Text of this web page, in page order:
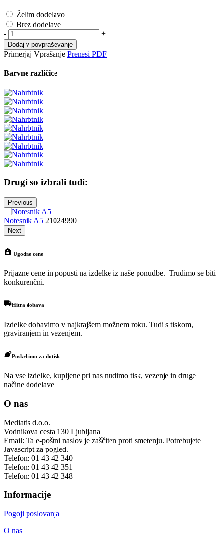
Želim dodelavo
Brez dodelave
-
+
Dodaj v povpraševanje
Primerjaj Vprašanje Prenesi PDF
Barvne različice
Drugi so izbrali tudi:
Previous
Notesnik A5 21024990
Next
Ugodne cene
Prijazne cene in popusti na izdelke iz naše ponudbe. Trudimo se biti
konkurenčni.
Hitra dobava
Izdelke dobavimo v najkrajšem možnem roku. Tudi s tiskom,
graviranjem in vezenjem.
Poskrbimo za dotisk
Na vse izdelke, kupljene pri nas nudimo tisk, vezenje in druge
načine dodelave,
O nas
Mediatis d.o.o.
Vodnikova cesta 130 Ljubljana
Email: Ta e-poštni naslov je zaščiten proti smetenju. Potrebujete
Javascript za pogled.
Telefon: 01 43 42 340
Telefon: 01 43 42 351
Telefon: 01 43 42 348
Informacije
Pogoji poslovanja
O nas